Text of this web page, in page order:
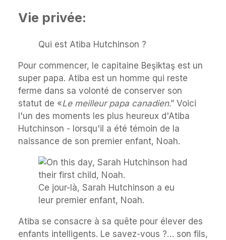
Vie privée:
Qui est Atiba Hutchinson ?
Pour commencer, le capitaine Beşiktaş est un
super papa. Atiba est un homme qui reste
ferme dans sa volonté de conserver son
statut de «Le meilleur papa canadien.” Voici
l'un des moments les plus heureux d'Atiba
Hutchinson - lorsqu'il a été témoin de la
naissance de son premier enfant, Noah.
Ce jour-là, Sarah Hutchinson a eu
leur premier enfant, Noah.
Atiba se consacre à sa quête pour élever des
enfants intelligents. Le savez-vous ?… son fils,